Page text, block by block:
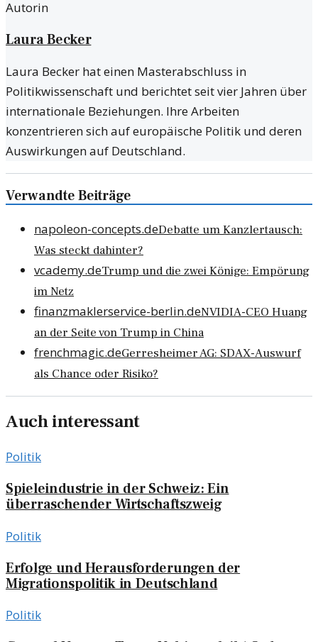
Autorin
Laura Becker
Laura Becker hat einen Masterabschluss in
Politikwissenschaft und berichtet seit vier Jahren über
internationale Beziehungen. Ihre Arbeiten
konzentrieren sich auf europäische Politik und deren
Auswirkungen auf Deutschland.
Verwandte Beiträge
napoleon-concepts.deDebatte um Kanzlertausch:
Was steckt dahinter?
vcademy.deTrump und die zwei Könige: Empörung
im Netz
finanzmaklerservice-berlin.deNVIDIA-CEO Huang
an der Seite von Trump in China
frenchmagic.deGerresheimer AG: SDAX-Auswurf
als Chance oder Risiko?
Auch interessant
Politik
Spieleindustrie in der Schweiz: Ein
überraschender Wirtschaftszweig
Politik
Erfolge und Herausforderungen der
Migrationspolitik in Deutschland
Politik